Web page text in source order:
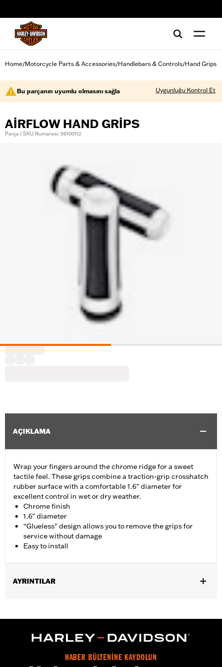
Home/Motorcycle Parts & Accessories/Handlebars & Controls/Hand Grips
Bu parçanın uyumlu olmasını sağla Uygunluğu Kontrol Et
AIRFLOW HAND GRIPS
Parça | SKU Numarası: 56100112
AÇIKLAMA
Wrap your fingers around the chrome ridge for a sweet
tactile feel. These grips combine a traction-grip crosshatch
rubber surface with a comfortable 1.6" diameter for
excellent control in wet or dry weather.
Chrome finish
1.6" diameter
“Glueless" design allows you to remove the grips for
service without damage
Easy to install
AYRINTILAR
Installation Instructions
HABER BÜLTENİNE KAYDOLUN